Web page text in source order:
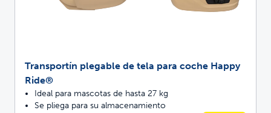
Transportín plegable de tela para coche Happy
Ride®
Ideal para mascotas de hasta 27 kg
Se pliega para su almacenamiento